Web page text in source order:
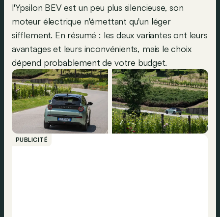
l'Ypsilon BEV est un peu plus silencieuse, son
moteur électrique n'émettant qu'un léger
sifflement. En résumé : les deux variantes ont leurs
avantages et leurs inconvénients, mais le choix
dépend probablement de votre budget.
PUBLICITÉ